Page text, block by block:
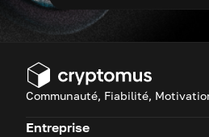
Communauté, Fiabilité,
Entreprise